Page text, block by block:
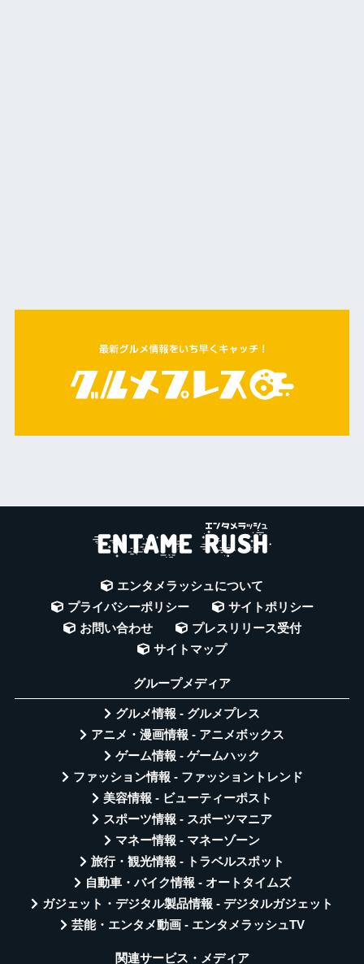
エンタメラッシュについて
プライバシーポリシー
サイトポリシー
お問い合わせ
プレスリリース受付
サイトマップ
グループメディア
グルメ情報 - グルメプレス
アニメ・漫画情報 - アニメボックス
ゲーム情報 - ゲームハック
ファッション情報 - ファッショントレンド
美容情報 - ビューティーポスト
スポーツ情報 - スポーツマニア
マネー情報 - マネーゾーン
旅行・観光情報 - トラベルスポット
自動車・バイク情報 - オートタイムズ
ガジェット・デジタル製品情報 - デジタルガジェット
芸能・エンタメ動画 - エンタメラッシュTV
関連サービス・メディア